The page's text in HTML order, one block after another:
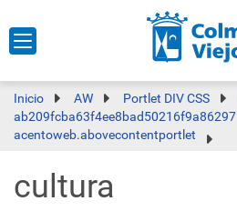
Inicio AW Portlet DIV CSS
ab209fcba63f4ee8bad50216f9a86297
acentoweb.abovecontentportlet
cultura